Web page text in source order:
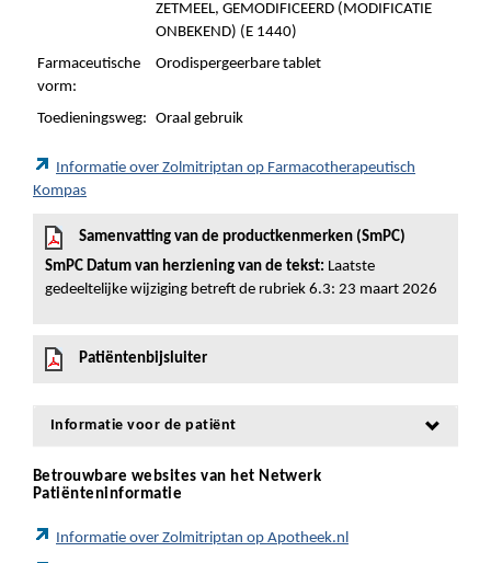
ZETMEEL, GEMODIFICEERD (MODIFICATIE
ONBEKEND) (E 1440)
Farmaceutische
vorm:
Orodispergeerbare tablet
Toedieningsweg: Oraal gebruik
Informatie over Zolmitriptan op Farmacotherapeutisch
Kompas
Samenvatting van de productkenmerken (SmPC)
SmPC Datum van herziening van de tekst: Laatste
gedeeltelijke wijziging betreft de rubriek 6.3: 23 maart 2026
Patiëntenbijsluiter
Informatie voor de patiënt
Betrouwbare websites van het Netwerk
Patiënteninformatie
Informatie over Zolmitriptan op Apotheek.nl